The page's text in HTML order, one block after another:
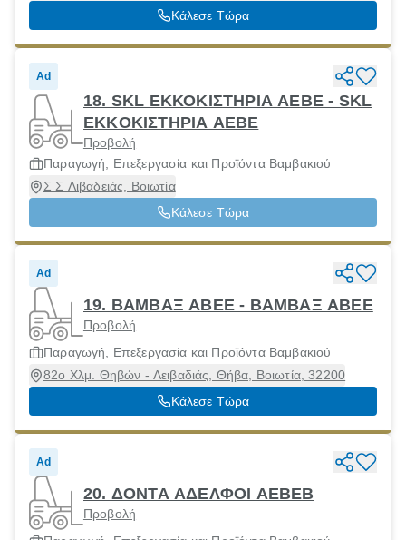
41336
Κάλεσε Τώρα
Ad
18. SKL ΕΚΚΟΚΙΣΤΗΡΙΑ AEBE - SKL
EKKOKIΣΤΗΡΙΑ ΑΕΒΕ
Προβολή
Παραγωγή, Επεξεργασία και Προϊόντα Βαμβακιού
Σ Σ Λιβαδειάς, Βοιωτία
Κάλεσε Τώρα
Ad
19. ΒΑΜΒΑΞ ΑΒΕΕ - ΒΑΜΒΑΞ ΑΒΕΕ
Προβολή
Παραγωγή, Επεξεργασία και Προϊόντα Βαμβακιού
82ο Χλμ. Θηβών - Λειβαδιάς, Θήβα, Βοιωτία, 32200
Κάλεσε Τώρα
Ad
20. ΔΟΝΤΑ ΑΔΕΛΦΟΙ ΑΕΒΕΒ
Προβολή